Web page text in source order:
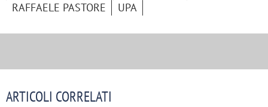
RAFFAELE PASTORE
UPA
ARTICOLI CORRELATI